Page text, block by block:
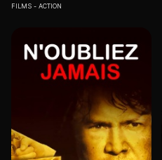
FILMS ACTION